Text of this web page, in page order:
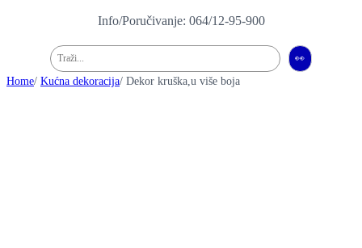
Info/Poručivanje: 064/12-95-900
Pretraga 👀
Home/ Kućna dekoracija/ Dekor kruška,u više boja